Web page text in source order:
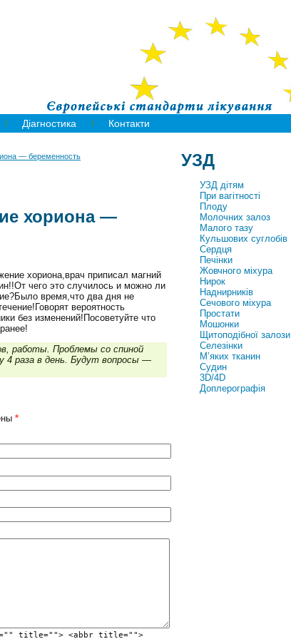
Діагностика Контакти
— беременность
хориона —
хориона,врач приписал магний
чего это случилось и можно ли
Было время,что два дня не
вероятность
без изменений!Посоветуйте что
работы. Проблемы со спиной
4 раза в день. Будут вопросы —
*
title=""> <abbr title="">
УЗД
УЗД дітям
При вагітності
Плоду
Молочних залоз
Малого тазу
Кульшових суглобів
Сердця
Печінки
Жовчного міхура
Нирок
Наднирників
Сечового міхура
Простати
Мошонки
Щитоподібної залози
Селезінки
М’яких тканин
Судин
3D/4D
Доплерографія